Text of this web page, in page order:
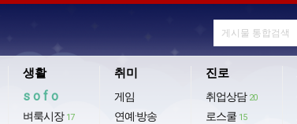
생활
sofo
벼룩시장 17
취미
게임
연예·방송
진로
취업상담 20
로스쿨 15